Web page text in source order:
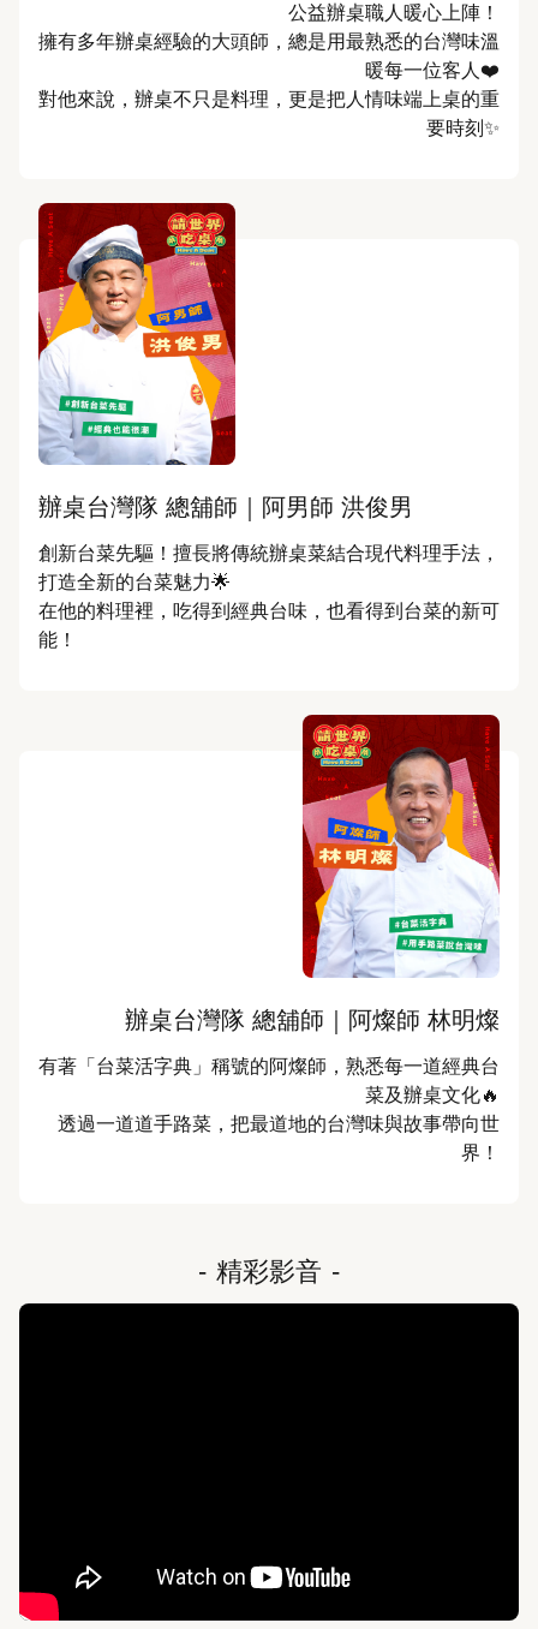
公益辦桌職人暖心上陣！
擁有多年辦桌經驗的大頭師，總是用最熟悉的台灣味溫
暖每一位客人❤️
對他來說，辦桌不只是料理，更是把人情味端上桌的重
要時刻✨
辦桌台灣隊 總舖師｜阿男師 洪俊男
創新台菜先驅！擅長將傳統辦桌菜結合現代料理手法，
打造全新的台菜魅力🌟
在他的料理裡，吃得到經典台味，也看得到台菜的新可
能！
辦桌台灣隊 總舖師｜阿燦師 林明燦
有著「台菜活字典」稱號的阿燦師，熟悉每一道經典台
菜及辦桌文化🔥
透過一道道手路菜，把最道地的台灣味與故事帶向世
界！
- 精彩影音 -